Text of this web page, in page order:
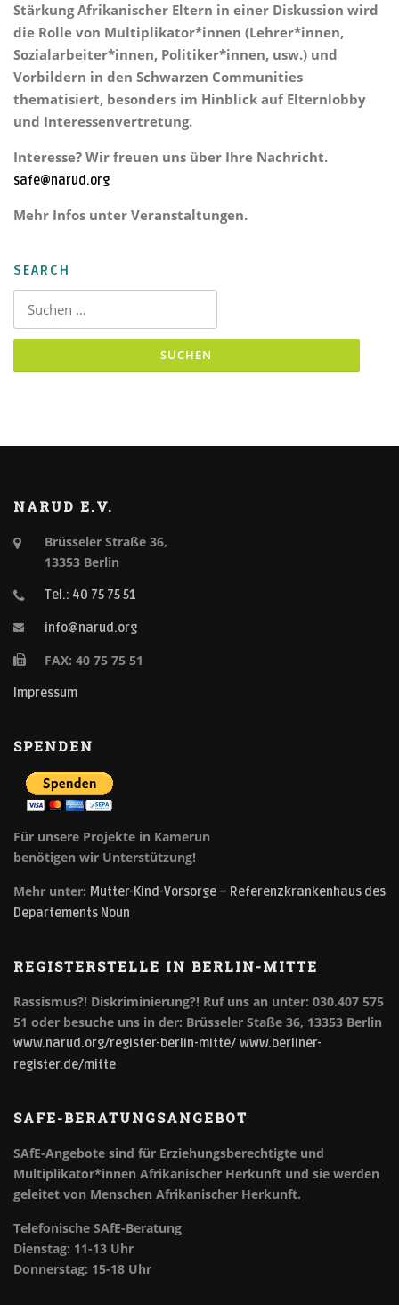
Stärkung Afrikanischer Eltern in einer Diskussion wird
die Rolle von Multiplikator*innen (Lehrer*innen,
Sozialarbeiter*innen, Politiker*innen, usw.) und
Vorbildern in den Schwarzen Communities
thematisiert, besonders im Hinblick auf Elternlobby
und Interessenvertretung.
Interesse? Wir freuen uns über Ihre Nachricht.
safe@narud.org
Mehr Infos unter Veranstaltungen.
SEARCH
Suchen nach:
NARUD E.V.
Brüsseler Straße 36,
13353 Berlin
Tel.: 40 75 75 51
info@narud.org
FAX: 40 75 75 51
Impressum
SPENDEN
Für unsere Projekte in Kamerun
benötigen wir Unterstützung!
Mehr unter: Mutter-Kind-Vorsorge – Referenzkrankenhaus des
Departements Noun
REGISTERSTELLE IN BERLIN-MITTE
Rassismus?! Diskriminierung?! Ruf uns an unter: 030.407 575
51 oder besuche uns in der: Brüsseler Staße 36, 13353 Berlin
www.narud.org/register-berlin-mitte/ www.berliner-
register.de/mitte
SAFE-BERATUNGSANGEBOT
SAfE-Angebote sind für Erziehungsberechtigte und
Multiplikator*innen Afrikanischer Herkunft und sie werden
geleitet von Menschen Afrikanischer Herkunft.
Telefonische SAfE-Beratung
Dienstag: 11-13 Uhr
Donnerstag: 15-18 Uhr